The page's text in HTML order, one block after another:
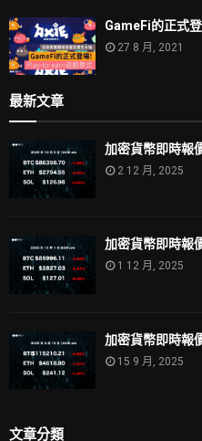
GameFi的正式
27 8 月, 2021
最新文章
加密貨幣即時報
2 12 月, 2025
加密貨幣即時報
1 12 月, 2025
加密貨幣即時報
15 9 月, 2025
文章分類